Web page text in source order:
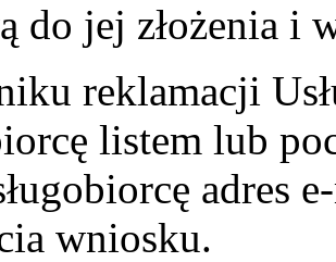
do jej złożenia i
reklamacji
listem lub
adres
wniosku.